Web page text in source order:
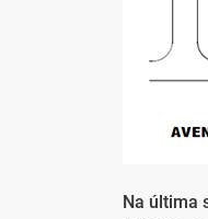
Na última